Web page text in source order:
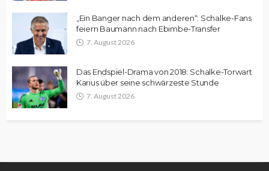
„Ein Banger nach dem anderen“: Schalke-Fans
feiern Baumann nach Ebimbe-Transfer
7. August 2026
Das Endspiel-Drama von 2018: Schalke-Torwart
Karius über seine schwärzeste Stunde
7. August 2026